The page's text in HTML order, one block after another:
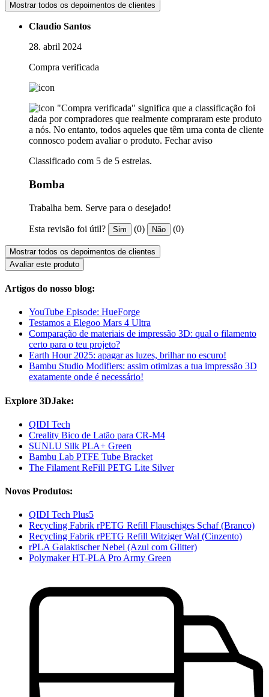
Mostrar todos os depoimentos de clientes
Claudio Santos
28. abril 2024
Compra verificada
"Compra verificada" significa que a classificação foi
dada por compradores que realmente compraram este produto
a nós. No entanto, todos aqueles que têm uma conta de cliente
connosco podem avaliar o produto. Fechar aviso
Classificado com 5 de 5 estrelas.
Bomba
Trabalha bem. Serve para o desejado!
Esta revisão foi útil? Sim (0) Não (0)
Mostrar todos os depoimentos de clientes
Avaliar este produto
Artigos do nosso blog:
YouTube Episode: HueForge
Testamos a Elegoo Mars 4 Ultra
Comparação de materiais de impressão 3D: qual o filamento
certo para o teu projeto?
Earth Hour 2025: apagar as luzes, brilhar no escuro!
Bambu Studio Modifiers: assim otimizas a tua impressão 3D
exatamente onde é necessário!
Explore 3DJake:
QIDI Tech
Creality Bico de Latão para CR-M4
SUNLU Silk PLA+ Green
Bambu Lab PTFE Tube Bracket
The Filament ReFill PETG Lite Silver
Novos Produtos:
QIDI Tech Plus5
Recycling Fabrik rPETG Refill Flauschiges Schaf (Branco)
Recycling Fabrik rPETG Refill Witziger Wal (Cinzento)
rPLA Galaktischer Nebel (Azul com Glitter)
Polymaker HT-PLA Pro Army Green